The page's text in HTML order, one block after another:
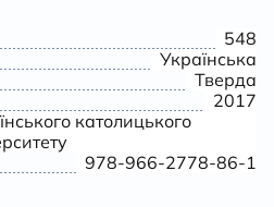
548
Українська
Тверда
2017
католицького
978-966-2778-86-1